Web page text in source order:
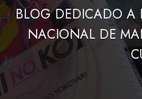
BLOG DEDICADO A
NACIONAL DE